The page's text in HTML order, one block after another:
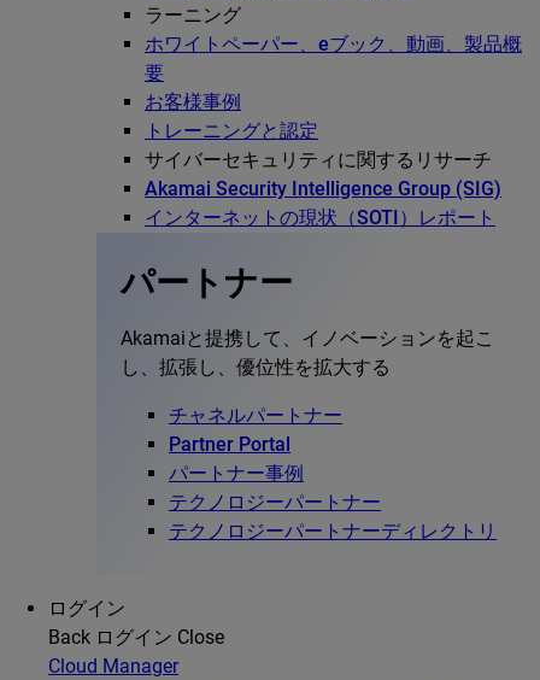
ラーニング
ホワイトペーパー、eブック、動画、製品概
要
お客様事例
トレーニングと認定
サイバーセキュリティに関するリサーチ
Akamai Security Intelligence Group (SIG)
インターネットの現状（SOTI）レポート
パートナー
Akamaiと提携して、イノベーションを起こ
し、拡張し、優位性を拡大する
チャネルパートナー
Partner Portal
パートナー事例
テクノロジーパートナー
テクノロジーパートナーディレクトリ
ログイン
Back ログイン Close
Cloud Manager